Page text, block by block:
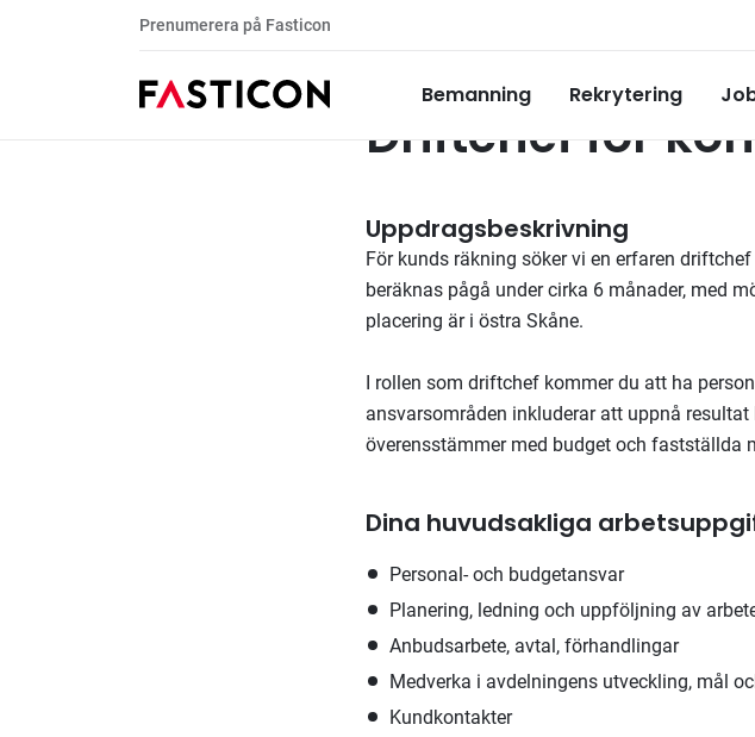
Prenumerera på Fasticon
Bemanning Rekrytering
Tillsatta uppdrag
Driftchef för
Uppdragsbeskrivning
För kunds räkning söker vi en erfaren
beräknas pågå under cirka 6 månader, med
placering är i östra Skåne.
I rollen som driftchef kommer du att ha
ansvarsområden inkluderar att uppnå
överensstämmer med budget och fastställda
Dina huvudsakliga
Personal- och budgetansvar
Planering, ledning och uppföljning av
Anbudsarbete, avtal, förhandlingar
Medverka i avdelningens utveckling, mål
Kundkontakter